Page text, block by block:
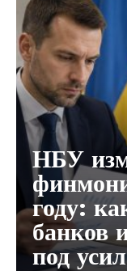
НБУ
году:
банков
под